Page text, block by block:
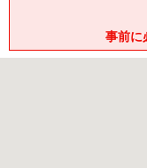
事前に
松戸･柏方面エリア